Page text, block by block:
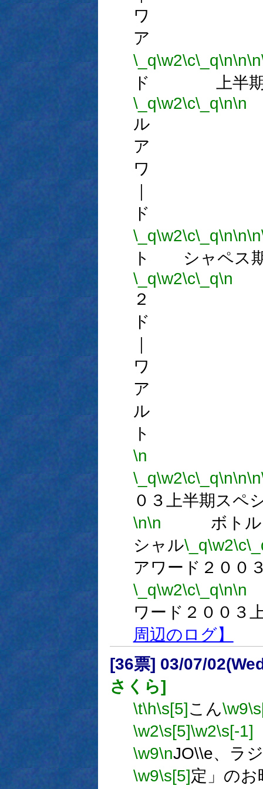
ワ
ア
\_q\w2\c\_q\n\n\n
ド 上半期
\_q\w2\c\_q\n\n
ル
ア
ワ
ド
\_q\w2\c\_q\n\n\n
ト シャペス
\_q\w2\c\_q\n
２
ド
ワ
ア
ル
ト
\n
\_q\w2\c\_q\n\n\n
０３上半期スペ
\n\n ボトルア
シャル\_q\w2\c
アワード２００
\_q\w2\c\_q\n\n
ワード２００３
周辺のログ】
[36票] 03/07/
さくら]
\t\h\s[5]こん\w9
\w2\s[5]\w2\s[-1]
\w9\nJO\\e、ラ
\w9\s[5]定」のお